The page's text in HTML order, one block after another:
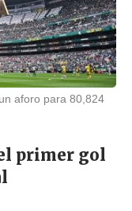
aforo para 80,824
primer gol